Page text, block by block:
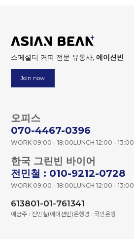
스페셜티 커피 전문 유통사,에이션빈
Join now
오피스
070-4467-0396
WORK 09:00 - 18:00LUNCH 12:00 - 13:00
한국 그린빈 바이어
전민철 : 010-9212-0728
WORK 09:00 - 18:00LUNCH 12:00 - 13:00
613801-01-761341
예금주 : 전민철(에이션빈)은행명 : 국민은행